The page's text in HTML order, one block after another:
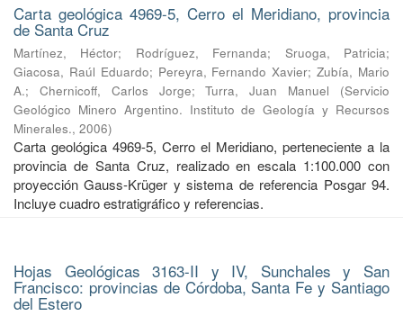
Carta geológica 4969-5, Cerro el Meridiano, provincia
de Santa Cruz
Martínez, Héctor; Rodríguez, Fernanda; Sruoga, Patricia;
Giacosa, Raúl Eduardo; Pereyra, Fernando Xavier;Zubía, Mario
A.; Chernicoff, Carlos Jorge;Turra, Juan Manuel (Servicio
Geológico Minero Argentino. Instituto de Geología y Recursos
Minerales., 2006)
Carta geológica 4969-5, Cerro el Meridiano, perteneciente a la
provincia de Santa Cruz, realizado en escala 1:100.000 con
proyección Gauss-Krüger y sistema de referencia Posgar 94.
Incluye cuadro estratigráfico y referencias.
Hojas Geológicas 3163-II y IV, Sunchales y San
Francisco: provincias de Córdoba, Santa Fe y Santiago
del Estero